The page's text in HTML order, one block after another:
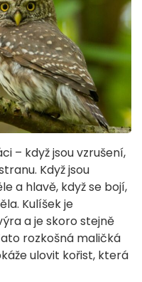
– když jsou vzrušení,
Když jsou
a hlavě, když se bojí,
Kulíšek je
a je skoro stejně
rozkošná maličká
ulovit kořist, která